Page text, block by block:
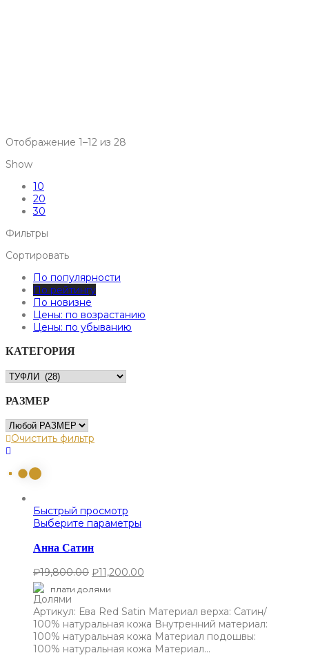
Отображение 1–12 из 28
Show
10
20
30
Фильтры
Сортировать
По популярности
По рейтингу
По новизне
Цены: по возрастанию
Цены: по убыванию
КАТЕГОРИЯ
РАЗМЕР
Очистить фильтр
Быстрый просмотр
Выберите параметры
Анна Сатин
₽19,800.00 ₽11,200.00
плати долями
Артикул: Ева Red Satin Материал верха: Сатин/
100% натуральная кожа Внутренний материал:
100% натуральная кожа Материал подошвы:
100% натуральная кожа Материал…